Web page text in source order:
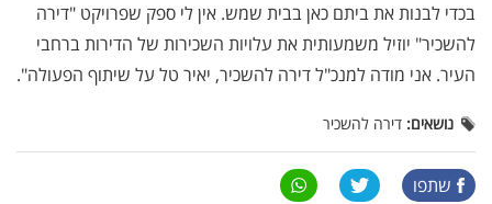
בכדי לבנות את ביתם כאן בבית שמש. אין לי ספק שפרויקט "דירה
להשכיר" יוזיל משמעותית את עלויות השכירות של הדירות ברחבי
העיר. אני מודה למנכ"ל דירה להשכיר, יאיר טל על שיתוף הפעולה".
נושאים: דירה להשכיר
שתפו